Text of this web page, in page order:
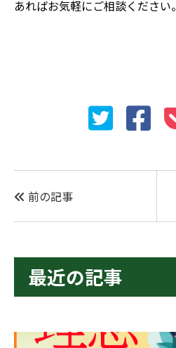
あればお気軽にご相談ください。
前の記事
最近の記事